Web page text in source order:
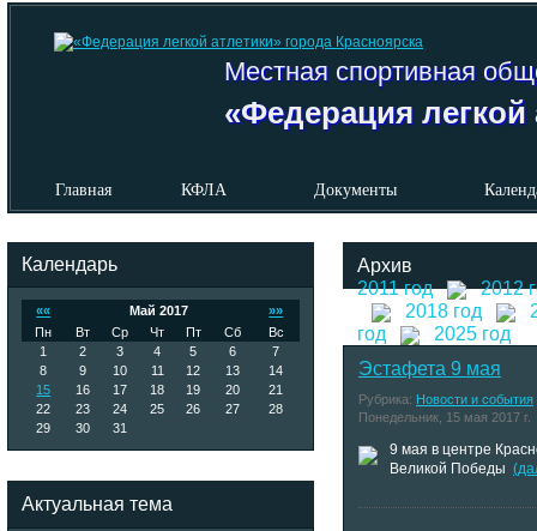
Местная спортивная
«Федерация легкой
Главная КФЛА Документы
Календарь
«« Май 2017
»»
Пн
Вт Ср Чт Пт Сб
Вс
1
2 3 4 5 6
7
8
9 10 11 12 13
14
15
16 17 18 19 20
21
22
23 24 25 26 27
28
29
30 31
Актуальная тема
Архив
2011 год
2012
2018 год
год
2025 год
Эстафета 9 мая
Рубрика: Новости и события
Понедельник, 15 мая 2017 г.
9 мая в центре
Великой Победы